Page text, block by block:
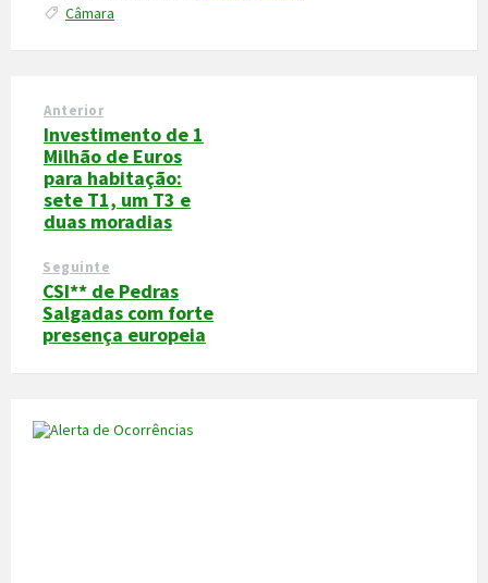
Câmara
Anterior
Investimento de 1
Milhão de Euros
para habitação:
sete T1, um T3 e
duas moradias
Seguinte
CSI** de Pedras
Salgadas com forte
presença europeia